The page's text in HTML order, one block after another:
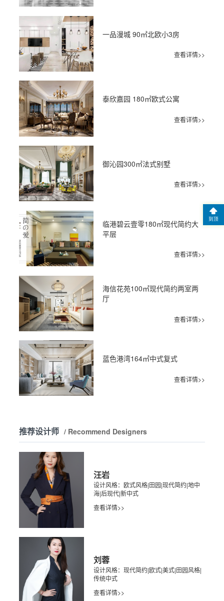
一品漫城 90㎡北欧小3房
查看详情>>
泰欣嘉园 180㎡欧式公寓
查看详情>>
御沁园300㎡法式别墅
查看详情>>
临港碧云壹零180㎡现代简约大
平层
查看详情>>
海信花苑100㎡现代简约两室两
厅
查看详情>>
蓝色港湾164㎡中式复式
查看详情>>
推荐设计师 / Recommend Designers
汪岩
设计风格：欧式风格|田园|现代简约|地中
海|后现代|新中式
查看详情>>
刘蓉
设计风格：现代简约|欧式|美式|田园风格|
传统中式
查看详情>>
到顶